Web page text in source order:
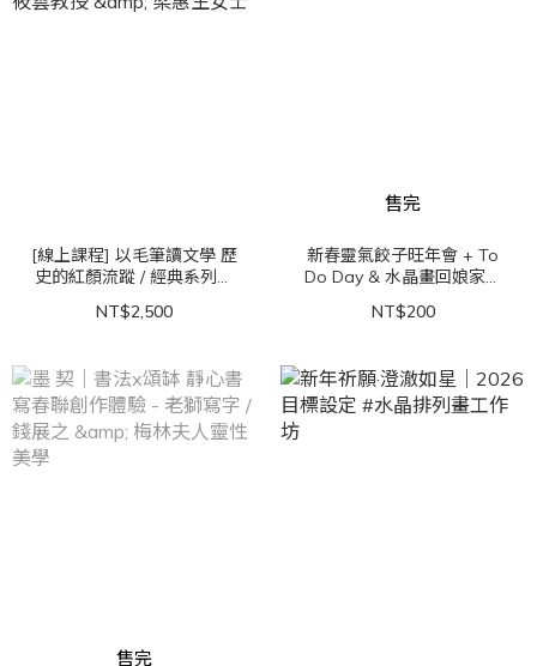
[線上課程] 以毛筆讀文學 歷
史的紅顏流蹤 / 經典系列第
雲教授 & 梁惠生女士
NT$2,500
售完
新春靈氣餃子旺年會 + To
Do Day & 水晶畫回娘家淨
NT$200
售完